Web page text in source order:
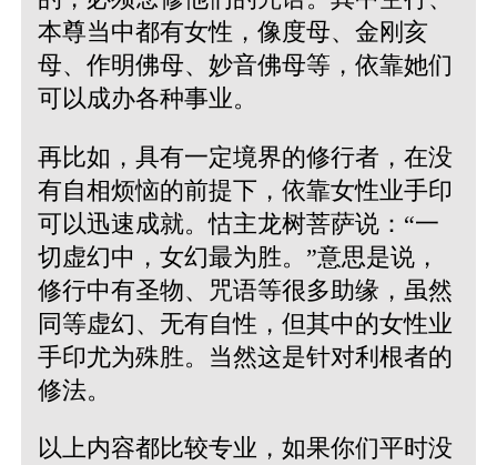
本尊当中都有女性，像度母、金刚亥
母、作明佛母、妙音佛母等，依靠她们
可以成办各种事业。
再比如，具有一定境界的修行者，在没
有自相烦恼的前提下，依靠女性业手印
可以迅速成就。怙主龙树菩萨说：“一
切虚幻中，女幻最为胜。”意思是说，
修行中有圣物、咒语等很多助缘，虽然
同等虚幻、无有自性，但其中的女性业
手印尤为殊胜。当然这是针对利根者的
修法。
以上内容都比较专业，如果你们平时没